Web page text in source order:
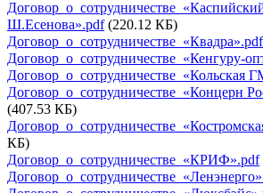
Ш.Есенова».pdf (220.12 КБ)
Договор_о_сотрудничестве_«Квадра».pdf
Договор_о_сотрудничестве_«Кенгуру-
Договор_о_сотрудничестве_«Кольская
Договор_о_сотрудничестве_«Концерн
(407.53 КБ)
КБ)
Договор_о_сотрудничестве_«КРИФ».pdf